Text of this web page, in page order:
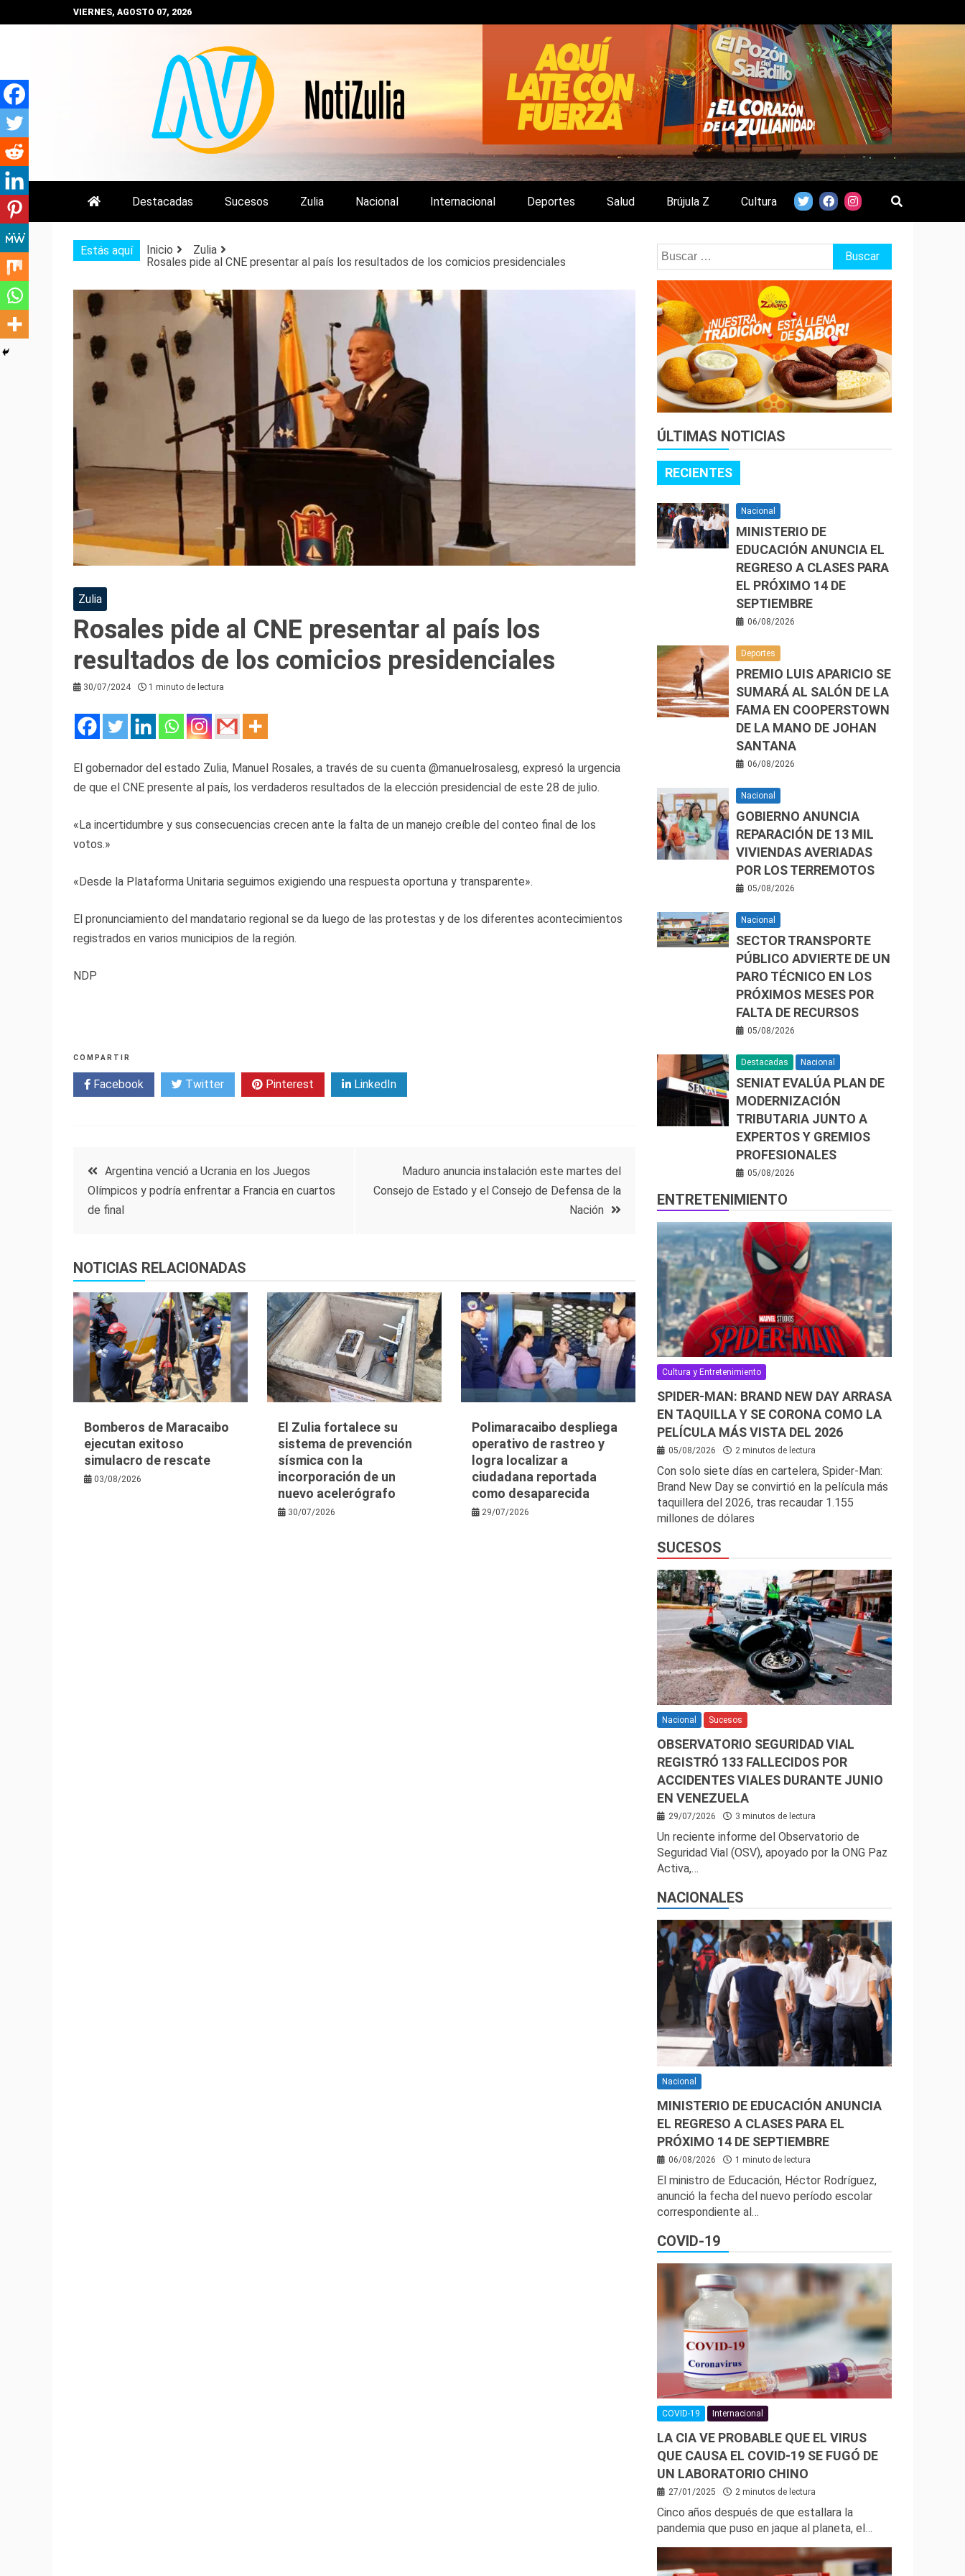
al
VIERNES, AGOSTO 07, 2026
NOTIZULIA
NOTICIAS DEL ZULIA, VENEZUELA Y DE INTERÉS GENERAL.
Destacadas Sucesos Zulia Nacional Internacional Deportes Salud Brújula Z Cultura
Estás aquí Inicio
Zulia
Rosales pide al CNE presentar al país los resultados de los comicios presidenciales
Zulia
Rosales pide al CNE presentar al país los
resultados de los comicios presidenciales
30/07/2024 1 minuto de lectura
El gobernador del estado Zulia, Manuel Rosales, a través de su cuenta @manuelrosalesg, expresó la urgencia
de que el CNE presente al país, los verdaderos resultados de la elección presidencial de este 28 de julio.
«La incertidumbre y sus consecuencias crecen ante la falta de un manejo creíble del conteo final de los
votos.»
«Desde la Plataforma Unitaria seguimos exigiendo una respuesta oportuna y transparente».
El pronunciamiento del mandatario regional se da luego de las protestas y de los diferentes acontecimientos
registrados en varios municipios de la región.
NDP
COMPARTIR
Facebook Twitter Pinterest LinkedIn
Navegación
de
Argentina venció a Ucrania en los Juegos
Olímpicos y podría enfrentar a Francia en cuartos
de final
Maduro anuncia instalación este martes del
Consejo de Estado y el Consejo de Defensa de la
Nación
NOTICIAS RELACIONADAS
Bomberos de Maracaibo
ejecutan exitoso
simulacro de rescate
03/08/2026
El Zulia fortalece su
sistema de prevención
sísmica con la
incorporación de un
nuevo acelerógrafo
30/07/2026
Polimaracaibo despliega
operativo de rastreo y
logra localizar a
ciudadana reportada
como desaparecida
29/07/2026
Buscar:
ÚLTIMAS NOTICIAS
RECIENTES
Nacional
MINISTERIO DE
EDUCACIÓN ANUNCIA EL
REGRESO A CLASES PARA
EL PRÓXIMO 14 DE
SEPTIEMBRE
06/08/2026
Deportes
PREMIO LUIS APARICIO SE
SUMARÁ AL SALÓN DE LA
FAMA EN COOPERSTOWN
DE LA MANO DE JOHAN
SANTANA
06/08/2026
Nacional
GOBIERNO ANUNCIA
REPARACIÓN DE 13 MIL
VIVIENDAS AVERIADAS
POR LOS TERREMOTOS
05/08/2026
Nacional
SECTOR TRANSPORTE
PÚBLICO ADVIERTE DE UN
PARO TÉCNICO EN LOS
PRÓXIMOS MESES POR
FALTA DE RECURSOS
05/08/2026
Destacadas Nacional
SENIAT EVALÚA PLAN DE
MODERNIZACIÓN
TRIBUTARIA JUNTO A
EXPERTOS Y GREMIOS
PROFESIONALES
05/08/2026
ENTRETENIMIENTO
Cultura y Entretenimiento
SPIDER-MAN: BRAND NEW DAY ARRASA
EN TAQUILLA Y SE CORONA COMO LA
PELÍCULA MÁS VISTA DEL 2026
05/08/2026 2 minutos de lectura
Con solo siete días en cartelera, Spider-Man:
Brand New Day se convirtió en la película más
taquillera del 2026, tras recaudar 1.155
millones de dólares
SUCESOS
Nacional Sucesos
OBSERVATORIO SEGURIDAD VIAL
REGISTRÓ 133 FALLECIDOS POR
ACCIDENTES VIALES DURANTE JUNIO
EN VENEZUELA
29/07/2026 3 minutos de lectura
Un reciente informe del Observatorio de
Seguridad Vial (OSV), apoyado por la ONG Paz
Activa,…
NACIONALES
Nacional
MINISTERIO DE EDUCACIÓN ANUNCIA
EL REGRESO A CLASES PARA EL
PRÓXIMO 14 DE SEPTIEMBRE
06/08/2026 1 minuto de lectura
El ministro de Educación, Héctor Rodríguez,
anunció la fecha del nuevo período escolar
correspondiente al…
COVID-19
COVID-19 Internacional
LA CIA VE PROBABLE QUE EL VIRUS
QUE CAUSA EL COVID-19 SE FUGÓ DE
UN LABORATORIO CHINO
27/01/2025 2 minutos de lectura
Cinco años después de que estallara la
pandemia que puso en jaque al planeta, el…